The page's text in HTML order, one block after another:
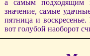
а самым подходящим
значение, самые
пятница и воскресенье.
вот голубой наоборот